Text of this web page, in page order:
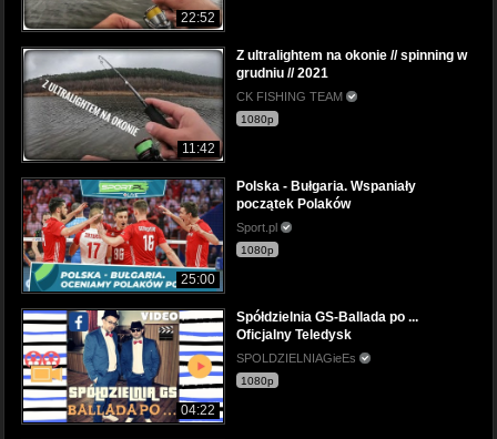
22:52
11:42
Z ultralightem na okonie // spinning w
grudniu // 2021
CK FISHING TEAM
1080p
25:00
Polska - Bułgaria. Wspaniały
początek Polaków
Sport.pl
1080p
04:22
Spółdzielnia GS-Ballada po ...
Oficjalny Teledysk
SPOLDZIELNIAGieEs
1080p